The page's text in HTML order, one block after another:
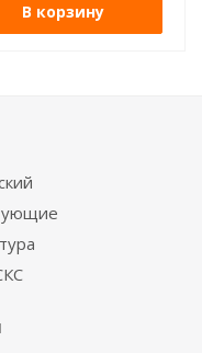
В корзину